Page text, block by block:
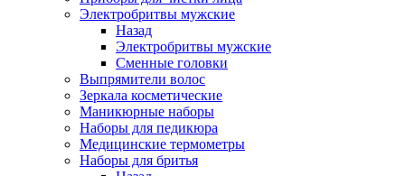
Электробритвы мужские
Назад
Электробритвы мужские
Сменные головки
Выпрямители волос
Зеркала косметические
Маникюрные наборы
Наборы для педикюра
Медицинские термометры
Наборы для бритья